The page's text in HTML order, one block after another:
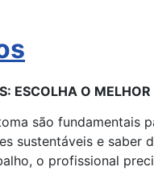
ESCOLHA O
são fundamentais
sustentáveis e saber
o profissional